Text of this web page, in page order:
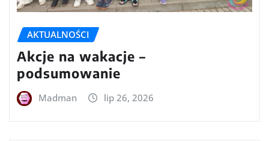
AKTUALNOŚCI
Akcje na wakacje –
podsumowanie
Madman lip 26, 2026